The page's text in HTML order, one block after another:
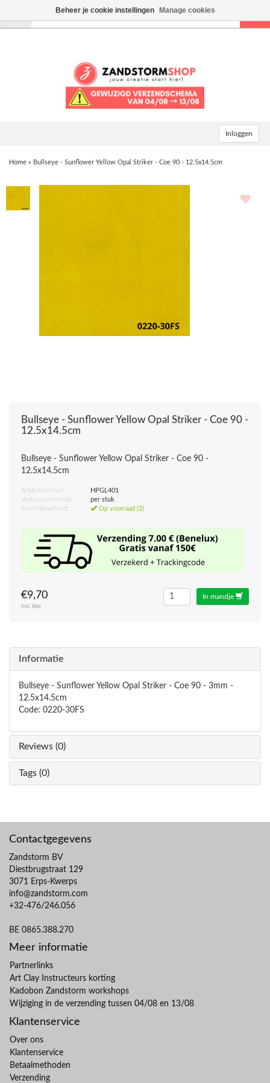
Inloggen
Home » Bullseye - Sunflower Yellow Opal Striker - Coe 90 - 12.5x14.5cm
Bullseye - Sunflower Yellow Opal Striker - Coe 90 -
12.5x14.5cm
Bullseye - Sunflower Yellow Opal Striker - Coe 90 -
12.5x14.5cm
Artikelnummer:
HPGL401
Verkoopseenheid:
per stuk
Beschikbaarheid:
Op voorraad (2)
€9,70
Incl. btw
In mandje
Informatie
Bullseye - Sunflower Yellow Opal Striker - Coe 90 - 3mm -
12.5x14.5cm
Code: 0220-30FS
Reviews (0)
Tags (0)
Contactgegevens
Zandstorm BV
Diestbrugstraat 129
3071 Erps-Kwerps
info@zandstorm.com
+32-476/246.056
BE 0865.388.270
Meer informatie
Partnerlinks
Art Clay Instructeurs korting
Kadobon Zandstorm workshops
Wijziging in de verzending tussen 04/08 en 13/08
Klantenservice
Over ons
Klantenservice
Betaalmethoden
Verzending
Beheer je cookie instellingen Manage cookies